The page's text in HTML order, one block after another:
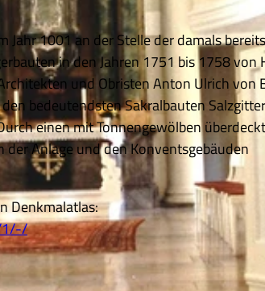
1001 an der Stelle der damals bereits
in den Jahren 1751 bis 1758 von
und Obristen Anton Ulrich von
bedeutendsten Sakralbauten
einen mit Tonnengewölben
Anlage und den Konventsgebäuden
Denkmalatlas:
1/-/